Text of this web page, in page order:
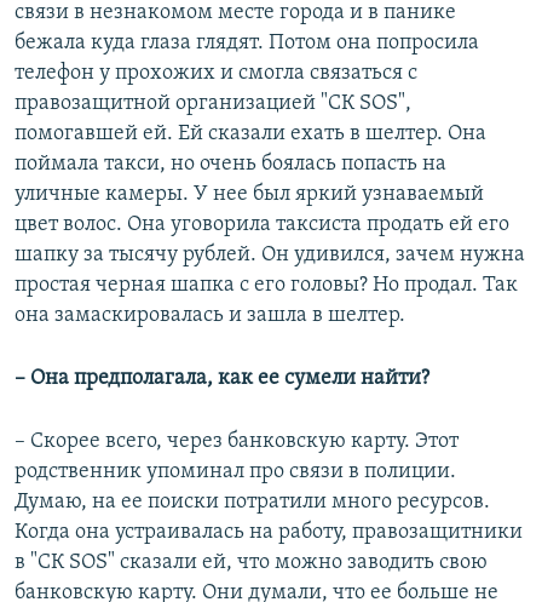
связи в незнакомом месте города и в панике
бежала куда глаза глядят. Потом она попросила
телефон у прохожих и смогла связаться с
правозащитной организацией "СК SOS",
помогавшей ей. Ей сказали ехать в шелтер. Она
поймала такси, но очень боялась попасть на
уличные камеры. У нее был яркий узнаваемый
цвет волос. Она уговорила таксиста продать ей его
шапку за тысячу рублей. Он удивился, зачем нужна
простая черная шапка с его головы? Но продал. Так
она замаскировалась и зашла в шелтер.
– Она предполагала, как ее сумели найти?
– Скорее всего, через банковскую карту. Этот
родственник упоминал про связи в полиции.
Думаю, на ее поиски потратили много ресурсов.
Когда она устраивалась на работу, правозащитники
в "СК SOS" сказали ей, что можно заводить свою
банковскую карту. Они думали, что ее больше не